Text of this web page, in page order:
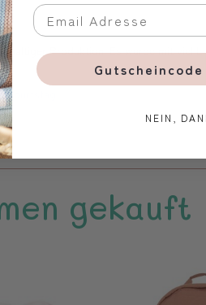
Produktion. Es wurde mit viel
gekauft
NEIN,